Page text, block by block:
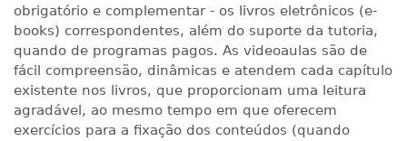
obrigatório e complementar - os livros eletrônicos (e-
books) correspondentes, além do suporte da tutoria,
quando de programas pagos. As videoaulas são de
fácil compreensão, dinâmicas e atendem cada capítulo
existente nos livros, que proporcionam uma leitura
agradável, ao mesmo tempo em que oferecem
exercícios para a fixação dos conteúdos (quando